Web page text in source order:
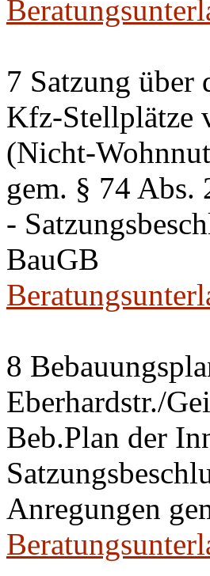
7 Satzung
Kfz-Stellplätze
(Nicht-
gem. § 74
-
BauGB
8
Eberhardstr./
Beb.Plan der
Anregungen